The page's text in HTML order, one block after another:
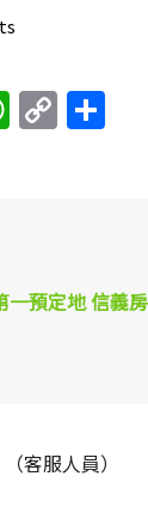
Copy
Link
預定地 信義房
客服人員）